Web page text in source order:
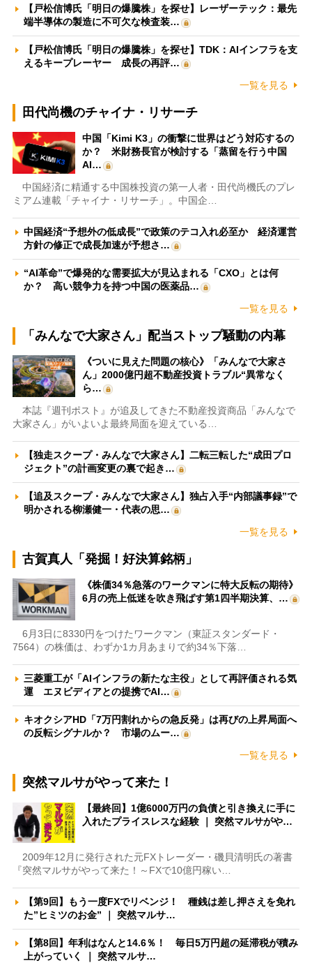
【戸松信博氏「明日の爆騰株」を探せ】レーザーテック：最先
端半導体の製造に不可欠な検査装…
【戸松信博氏「明日の爆騰株」を探せ】TDK：AIインフラを支
えるキープレーヤー 成長の再評…
一覧を見る
田代尚機のチャイナ・リサーチ
中国「Kimi K3」の衝撃に世界はどう対応するの
か？ 米財務長官が検討する「蒸留を行う中国
AI…
中国経済に精通する中国株投資の第一人者・田代尚機氏のプレ
ミアム連載「チャイナ・リサーチ」。中国企…
中国経済“予想外の低成長”で政策のテコ入れ必至か 経済運営
方針の修正で成長加速が予想さ…
“AI革命”で爆発的な需要拡大が見込まれる「CXO」とは何
か？ 高い競争力を持つ中国の医薬品…
一覧を見る
「みんなで大家さん」配当ストップ騒動の内幕
《ついに見えた問題の核心》「みんなで大家さ
ん」2000億円超不動産投資トラブル“異常なく
ら…
本誌『週刊ポスト』が追及してきた不動産投資商品「みんなで
大家さん」がいよいよ最終局面を迎えている…
【独走スクープ・みんなで大家さん】二転三転した“成田プロ
ジェクト”の計画変更の裏で起き…
【追及スクープ・みんなで大家さん】独占入手“内部議事録”で
明かされる柳瀬健一・代表の思…
一覧を見る
古賀真人「発掘！好決算銘柄」
《株価34％急落のワークマンに特大反転の期待》
6月の売上低迷を吹き飛ばす第1四半期決算、…
6月3日に8330円をつけたワークマン（東証スタンダード・
7564）の株価は、わずか1カ月あまりで約34％下落…
三菱重工が「AIインフラの新たな主役」として再評価される気
運 エヌビディアとの提携でAI…
キオクシアHD「7万円割れからの急反発」は再びの上昇局面へ
の反転シグナルか？ 市場のムー…
一覧を見る
突然マルサがやって来た！
【最終回】1億6000万円の負債と引き換えに手に
入れたプライスレスな経験 ｜ 突然マルサがや…
2009年12月に発行された元FXトレーダー・磯貝清明氏の著書
『突然マルサがやって来た！～FXで10億円稼い…
【第9回】もう一度FXでリベンジ！ 種銭は差し押さえを免れ
た”ヒミツのお金” ｜ 突然マルサ…
【第8回】年利はなんと14.6％！ 毎日5万円超の延滞税が積み
上がっていく ｜ 突然マルサ…